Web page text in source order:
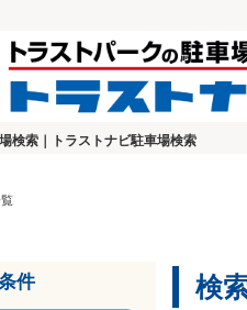
検索｜トラストナビ駐車場検索
件 検